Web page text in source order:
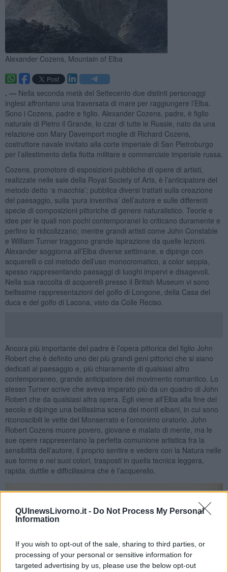
QUInewsLivorno.it - Do Not Process My Personal
Information
If you wish to opt-out of the sale, sharing to third parties, or
processing of your personal or sensitive information for
targeted advertising by us, please use the below opt-out
Alexander Cozens, Mountain of Elba
. — Nella seconda metà del Settecento due distinti personaggi
inglesi affrontano una traversata di mare per raggiungere l’Elba.
Sono i Cozens, padre e figlio. Alexander Cozens, padre, è figlio
naturale di Pietro il Grande, lo czar di tutte le Russie, nato da una
relazione con Mary Davemport moglie di Richard Cozens,
costruttore navale invitato alla corte imperiale di San Pietroburgo
per l’allestimento della flotta militare e commerciale imperiale russa.
Cozens, promotore di esposizioni pubbliche di opere di artisti,
realizzate nelle sale della Royal Society of Arts, è l’anticipatore del
metodo detto ‘a macchia’; pubblica diversi trattati sulla creazione
del paesaggio, sulla ‘pura inventiva’ dell’autore e sulle differenti
specie di composizioni pittoriche di genere naturalistico. Teorie e
idee per le quali non pochi contemporanei lo criticano duramente e
perfino lo ridicolizzano; mentre grandi artisti come John Constable
e William Turner traggono grande ispirazione da quelle lezioni.
Alexander soggiorna all’Elba diverse settimane, e dipinge con
acquerelli o col metodo dell’uso monocromatico, a color seppia,
spesso rappresentando paesaggi di luoghi impervi e disagevoli.
Nella sua raccolta di acquerelli presso il British Museum vi sono
bellissime rappresentazioni del golfo di Longone, della Casa del
duca e del golfo di Lacona, visto da Colle Reciso.
Ancora più importante del padre è l’opera pittorica del figlio John
Robert che è definito uno dei più grandi geni pittorici che si siano
dedicati al paesaggio e, più chiaramente di qualsiasi altro
contemporaneo, grande anticipatore del movimento romantico. Lo
stesso Turner scrive che aveva imparato più da un quadro di John
Robert che da qualsiasi altra opera. Egli viene all’Elba alla fine del
secolo e dipinge una bellissima scena dei monti elbani, in cui sono
riconoscibili le vette del Monserrato e l’omonimo oratorio. John
Robert Cozens muore povero, giovane e malato di mente, ma le
sue opere rappresentano la perfetta comunione artistica fra la
sensibilità dell’autore, il proprio sentire e vedere con la Natura nelle
sue forme e nei suoi colori, trasposti in quella tecnica leggera,
rapida, duttile e difficilissima che è l’acquerello.